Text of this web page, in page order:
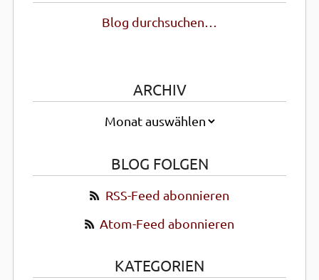
Blog durchsuchen…
ARCHIV
BLOG FOLGEN
RSS-Feed abonnieren
Atom-Feed abonnieren
KATEGORIEN